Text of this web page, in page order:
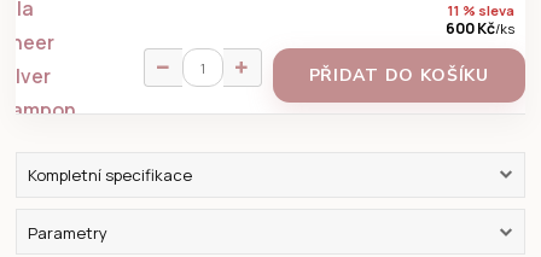
11 % sleva
600 Kč/ks
PŘIDAT DO KOŠÍKU
Kompletní specifikace
Parametry